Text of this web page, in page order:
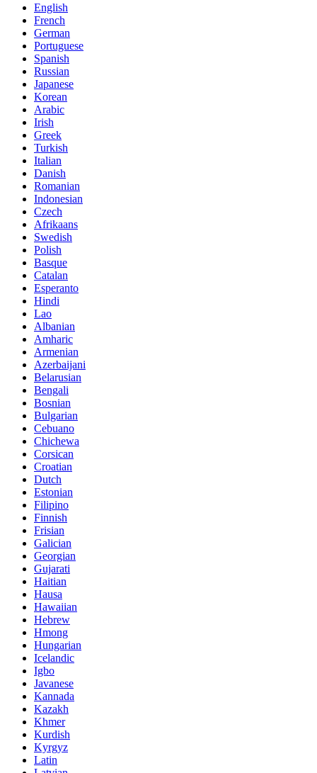
English
French
German
Portuguese
Spanish
Russian
Japanese
Korean
Arabic
Irish
Greek
Turkish
Italian
Danish
Romanian
Indonesian
Czech
Afrikaans
Swedish
Polish
Basque
Catalan
Esperanto
Hindi
Lao
Albanian
Amharic
Armenian
Azerbaijani
Belarusian
Bengali
Bosnian
Bulgarian
Cebuano
Chichewa
Corsican
Croatian
Dutch
Estonian
Filipino
Finnish
Frisian
Galician
Georgian
Gujarati
Haitian
Hausa
Hawaiian
Hebrew
Hmong
Hungarian
Icelandic
Igbo
Javanese
Kannada
Kazakh
Khmer
Kurdish
Kyrgyz
Latin